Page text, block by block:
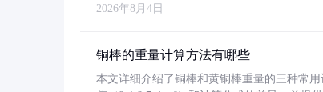
2026年8月4日
铜棒的重量计算方法有哪些
本文详细介绍了铜棒和黄铜棒重量的三种常